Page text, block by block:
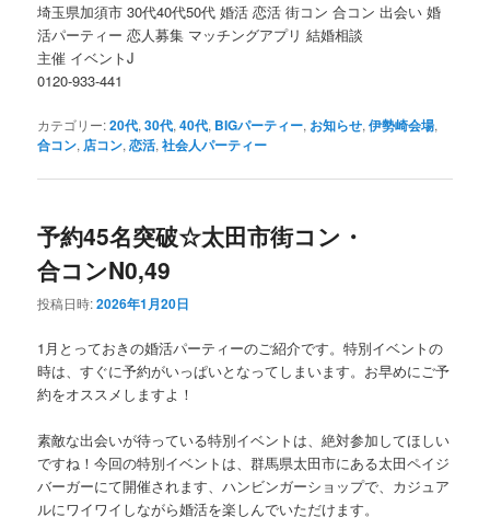
埼玉県加須市 30代40代50代 婚活 恋活 街コン 合コン 出会い 婚
活パーティー 恋人募集 マッチングアプリ 結婚相談
主催 イベントJ
0120-933-441
カテゴリー:20代,30代,40代, BIGパーティー, お知らせ,伊勢崎会場,
合コン, 店コン,恋活,社会人パーティー
予約45名突破☆太田市街コン・
合コンN0,49
投稿日時:2026年1月20日
1月とっておきの婚活パーティーのご紹介です。特別イベントの
時は、すぐに予約がいっぱいとなってしまいます。お早めにご予
約をオススメしますよ！
素敵な出会いが待っている特別イベントは、絶対参加してほしい
ですね！今回の特別イベントは、群馬県太田市にある太田ペイジ
バーガーにて開催されます、ハンビンガーショップで、カジュア
ルにワイワイしながら婚活を楽しんでいただけます。